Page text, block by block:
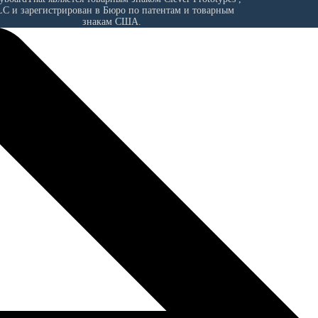
и зарегистрирован в Бюро по патентам и товарным
знакам США.